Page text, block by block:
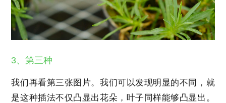
3、第三种
我们再看第三张图片。我们可以发现明显的不同，就
是这种插法不仅凸显出花朵，叶子同样能够凸显出。